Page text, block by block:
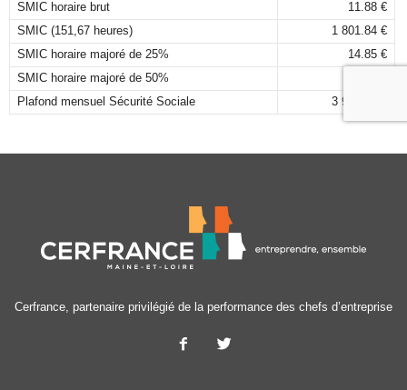
SMIC horaire brut
11.88 €
SMIC (151,67 heures)
1 801.84 €
SMIC horaire majoré de 25%
14.85 €
SMIC horaire majoré de 50%
Plafond mensuel Sécurité Sociale
3 925,00 €
Cerfrance, partenaire privilégié de la performance des chefs d’entreprise